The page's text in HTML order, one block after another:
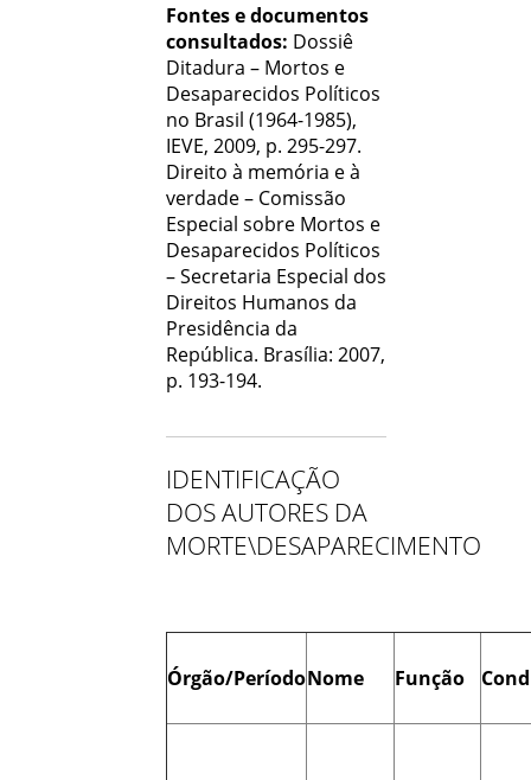
Fontes e documentos
consultados: Dossiê
Ditadura – Mortos e
Desaparecidos Políticos
no Brasil (1964-1985),
IEVE, 2009, p. 295-297.
Direito à memória e à
verdade – Comissão
Especial sobre Mortos e
Desaparecidos Políticos
– Secretaria Especial dos
Direitos Humanos da
Presidência da
República. Brasília: 2007,
p. 193-194.
IDENTIFICAÇÃO
DOS AUTORES DA
MORTE\DESAPARECIMENTO
Órgão/PeríodoNome Função